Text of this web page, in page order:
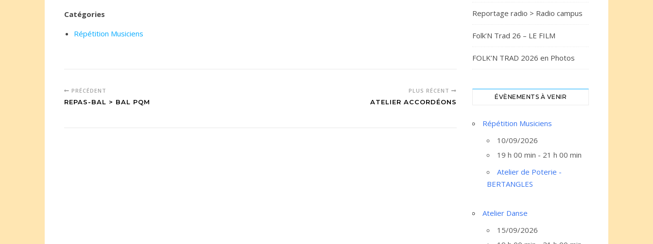
Catégories
Répétition Musiciens
PRÉCÉDENT
REPAS-BAL > BAL PQM
PLUS RÉCENT
ATELIER ACCORDÉONS
Reportage radio > Radio campus
Folk’N Trad 26 – LE FILM
FOLK’N TRAD 2026 en Photos
ÉVÈNEMENTS À VENIR
Répétition Musiciens
10/09/2026
19 h 00 min - 21 h 00 min
Atelier de Poterie -
BERTANGLES
Atelier Danse
15/09/2026